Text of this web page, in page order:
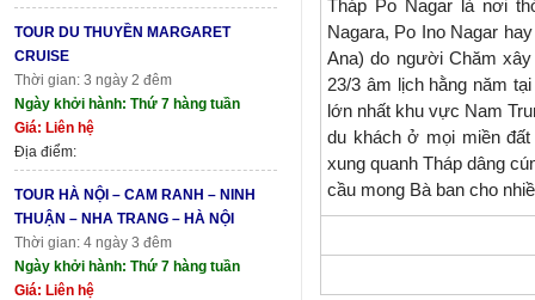
TOUR DU THUYỀN MARGARET
CRUISE
Thời gian: 3 ngày 2 đêm
Ngày khởi hành: Thứ 7 hàng tuần
Giá: Liên hệ
Địa điểm:
TOUR HÀ NỘI – CAM RANH – NINH
THUẬN – NHA TRANG – HÀ NỘI
Thời gian: 4 ngày 3 đêm
Ngày khởi hành: Thứ 7 hàng tuần
Giá: Liên hệ
Tháp Po Nagar là nơi
Nagara, Po Ino Nagar
Ana) do người Chăm
23/3 âm lịch hằng năm
lớn nhất khu vực Nam
du khách ở mọi miền
xung quanh Tháp dâng
cầu mong Bà ban cho